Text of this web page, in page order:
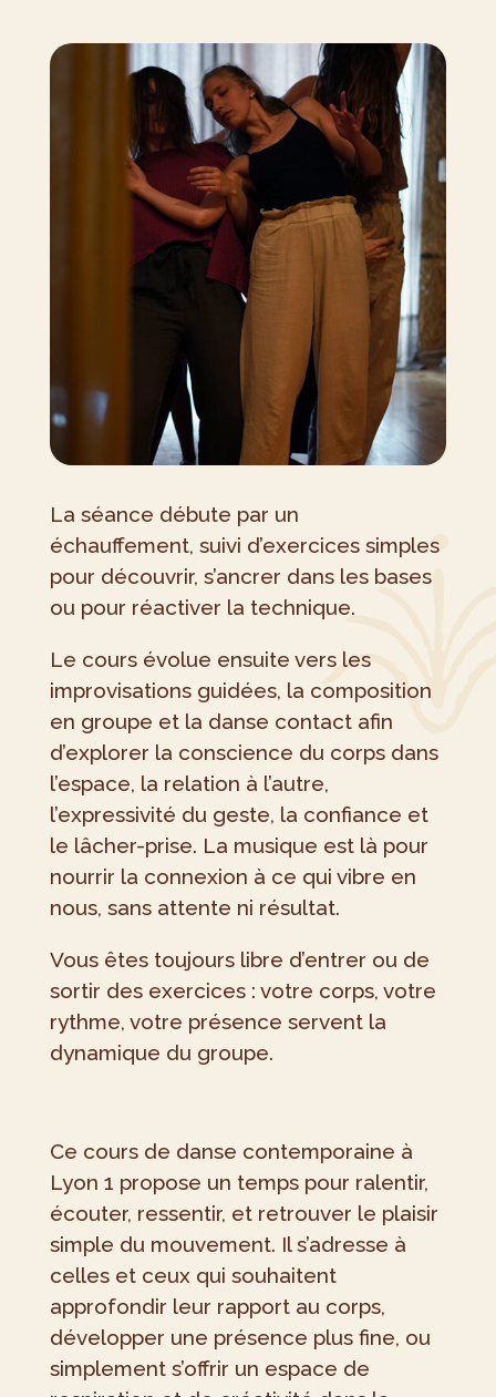
La séance débute par un
échauffement, suivi d’exercices simples
pour découvrir, s’ancrer dans les bases
ou pour réactiver la technique.
Le cours évolue ensuite vers les
improvisations guidées, la composition
en groupe et la danse contact afin
d’explorer la conscience du corps dans
l’espace, la relation à l’autre,
l’expressivité du geste, la confiance et
le lâcher-prise. La musique est là pour
nourrir la connexion à ce qui vibre en
nous, sans attente ni résultat.
Vous êtes toujours libre d’entrer ou de
sortir des exercices : votre corps, votre
rythme, votre présence servent la
dynamique du groupe.
Ce cours de danse contemporaine à
Lyon 1 propose un temps pour ralentir,
écouter, ressentir, et retrouver le plaisir
simple du mouvement. Il s’adresse à
celles et ceux qui souhaitent
approfondir leur rapport au corps,
développer une présence plus fine, ou
simplement s’offrir un espace de